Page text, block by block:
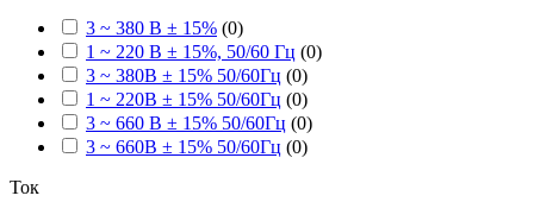
3 ~ 380 В ± 15% (0)
1 ~ 220 В ± 15%, 50/60 Гц (0)
3 ~ 380В ± 15% 50/60Гц (0)
1 ~ 220В ± 15% 50/60Гц (0)
3 ~ 660 В ± 15% 50/60Гц (0)
3 ~ 660В ± 15% 50/60Гц (0)
Ток